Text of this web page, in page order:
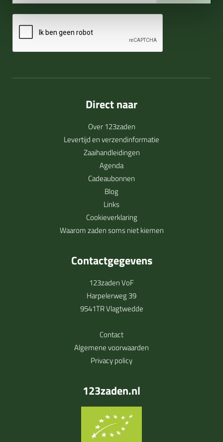
Direct naar
Over 123zaden
Levertijd en verzendinformatie
Zaaihandleidingen
Agenda
Cadeaubonnen
Blog
Links
Cookieverklaring
Waarom zaden soms niet kiemen
Contactgegevens
123zaden VoF
Harpelerweg 39
9541TR Vlagtwedde
Contact
Algemene voorwaarden
Privacy policy
123zaden.nl